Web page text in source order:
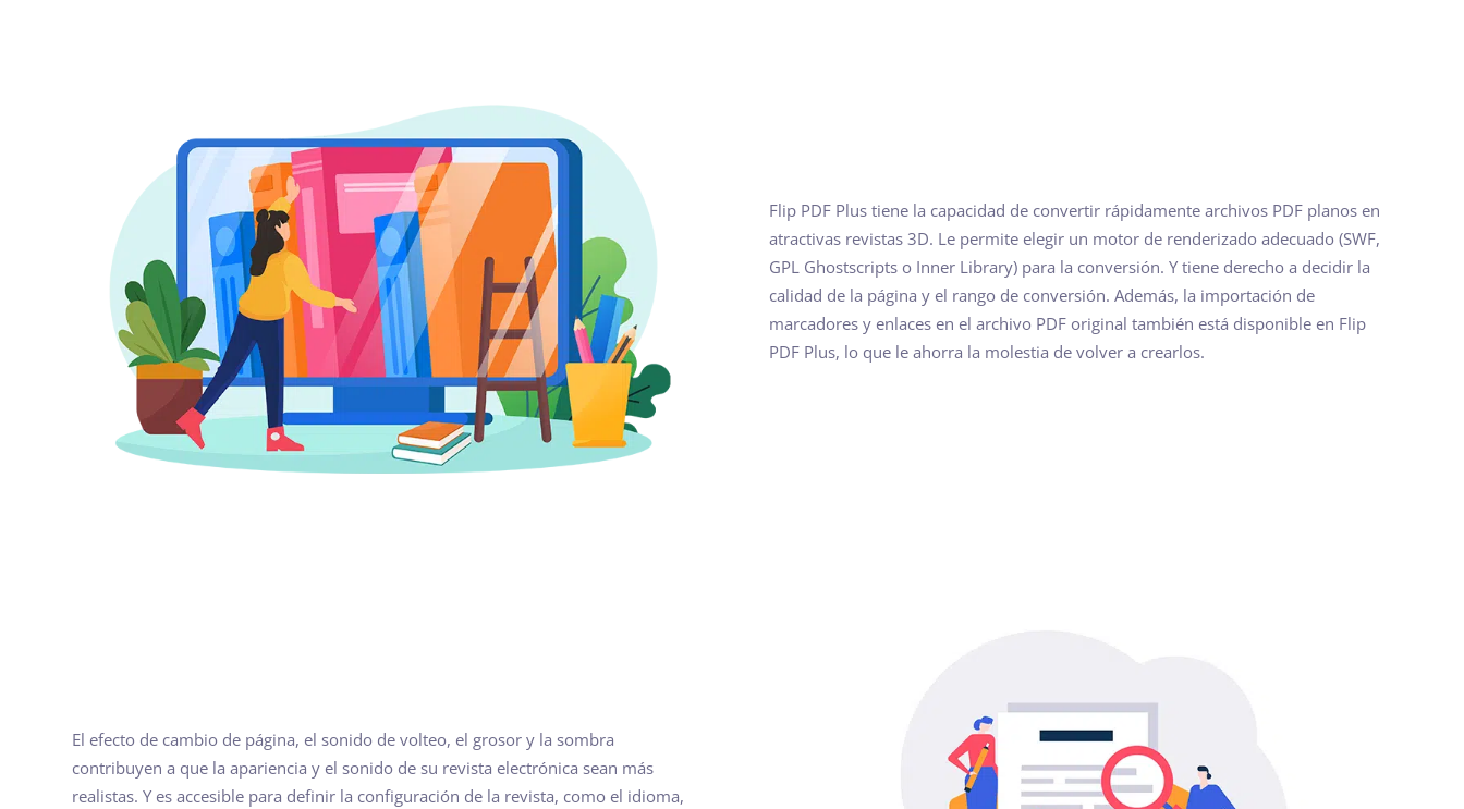
Flip PDF Plus tiene la capacidad de convertir rápidamente archivos PDF planos en
atractivas revistas 3D. Le permite elegir un motor de renderizado adecuado (SWF,
GPL Ghostscripts o Inner Library) para la conversión. Y tiene derecho a decidir la
calidad de la página y el rango de conversión. Además, la importación de
marcadores y enlaces en el archivo PDF original también está disponible en Flip
PDF Plus, lo que le ahorra la molestia de volver a crearlos.
El efecto de cambio de página, el sonido de volteo, el grosor y la sombra
contribuyen a que la apariencia y el sonido de su revista electrónica sean más
realistas. Y es accesible para definir la configuración de la revista, como el idioma,